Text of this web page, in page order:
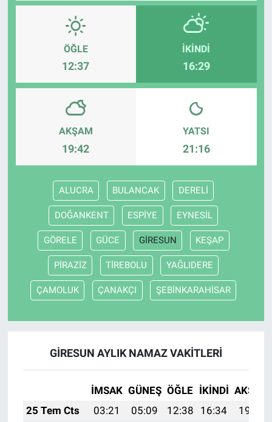
ÖĞLE
12:37
İKINDI
16:29
AKŞAM
19:42
YATSI
21:16
ALUCRA BULANCAK DERELİ
DOĞANKENT ESPİYE EYNESİL
GÖRELE GÜCE GİRESUN KEŞAP
PİRAZİZ TİREBOLU YAĞLIDERE
ÇAMOLUK ÇANAKÇI ŞEBİNKARAHİSAR
GİRESUN AYLIK NAMAZ VAKITLERI
İMSAK GÜNEŞ ÖĞLE İKINDI AKŞAM
25 Tem Cts
03:21 05:09 12:38 16:34
19:57